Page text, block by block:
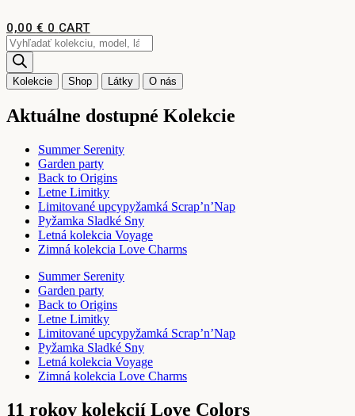
na
obsah
0,00 € 0 CART
Products
search
Kolekcie Shop Látky O nás
Aktuálne dostupné Kolekcie
Summer Serenity
Garden party
Back to Origins
Letne Limitky
Limitované upcypyžamká Scrap’n’Nap
Pyžamka Sladké Sny
Letná kolekcia Voyage
Zimná kolekcia Love Charms
Summer Serenity
Garden party
Back to Origins
Letne Limitky
Limitované upcypyžamká Scrap’n’Nap
Pyžamka Sladké Sny
Letná kolekcia Voyage
Zimná kolekcia Love Charms
11 rokov kolekcií Love Colors